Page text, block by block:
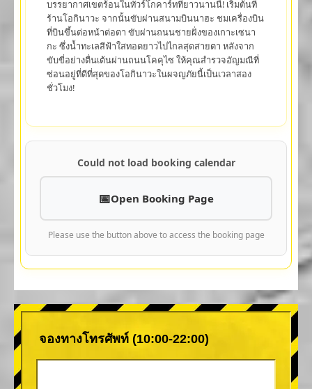
บรรยากาศเขตร้อนในทัวร์โกคาร์ทที่ยาวนานนี้! เริ่มต้นที่
ร้านโอกินาวะ จากนั้นขับผ่านสนามบินนาฮะ ชมเครื่องบิน
ที่บินขึ้นต่อหน้าต่อตา ขับผ่านถนนชายฝั่งของเกาะเซนา
กะ ซึ่งน้ำทะเลสีฟ้าใสทอดยาวไปไกลสุดสายตา หลังจาก
ขับขี่อย่างตื่นเต้นผ่านถนนโคคุไซ ให้คุณสำรวจอัญมณีที่
ซ่อนอยู่ที่ดีที่สุดของโอกินาวะในผจญภัยนี้เป็นเวลาสอง
ชั่วโมง!
Could not load booking calendar
Open Booking Page
Please use the button above to access the booking page
จองทางโทรศัพท์ (10:00-22:00)